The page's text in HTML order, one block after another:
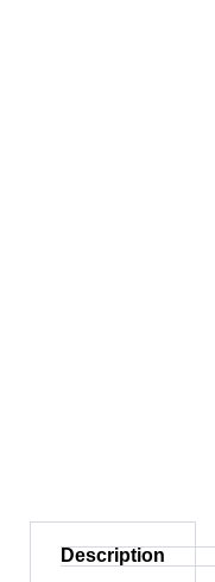
Description